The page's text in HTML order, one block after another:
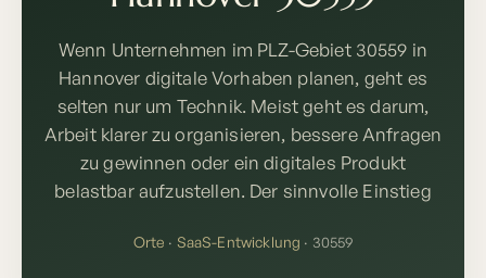
Wenn Unternehmen im PLZ-Gebiet 30559 in
Hannover digitale Vorhaben planen, geht es
selten nur um Technik. Meist geht es darum,
Arbeit klarer zu organisieren, bessere Anfragen
zu gewinnen oder ein digitales Produkt
belastbar aufzustellen. Der sinnvolle Einstieg
Orte · SaaS-Entwicklung · 30559